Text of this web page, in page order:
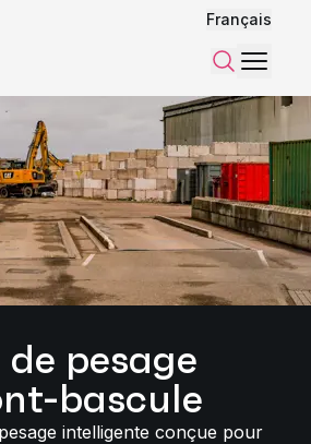
Français
Menu
pesage
bascule
intelligente conçue pour